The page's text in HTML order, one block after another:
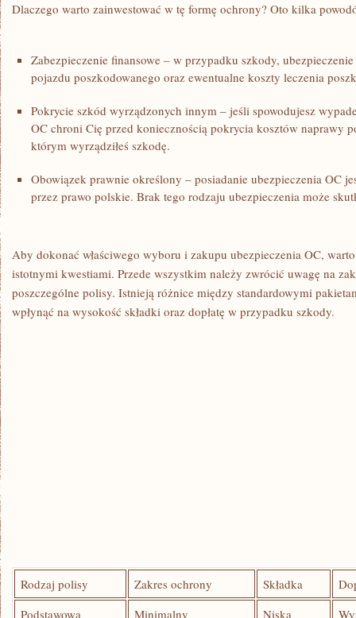
Dlaczego warto zainwestować w ⁤tę formę ochrony?‍ Oto kilka
Zabezpieczenie⁤ finansowe – w przypadku szkody,
pojazdu poszkodowanego oraz ​ewentualne ⁢koszty leczenia
Pokrycie szkód wyrządzonych ‌innym – jeśli ​spowodujesz
OC chroni ​Cię przed⁢ koniecznością pokrycia⁢ kosztów‍ naprawy
którym wyrządziłeś⁢ szkodę.
Obowiązek ‌prawnie określony – posiadanie ubezpieczenia OC
przez prawo ⁢polskie. Brak tego rodzaju ubezpieczenia⁢ może
Aby​ dokonać właściwego wyboru i zakupu ubezpieczenia OC,
istotnymi kwestiami. Przede wszystkim należy zwrócić uwagę na
poszczególne polisy. ⁤Istnieją ⁤różnice między standardowymi⁢
wpłynąć na wysokość składki oraz dopłatę ‌w ‌przypadku ​szkody.
Rodzaj ⁤polisy Zakres ⁢ochrony Składka
Podstawowa
Minimalny Niska